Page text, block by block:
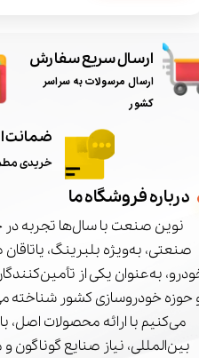
ارسال سریع سفارش
ارسال مرسولات به سراسر
کشور
ضمانت
خریدی
درباره فروشگاه ما
نوین صنعت با سال‌ها تجربه
صنعتی، به‌ویژه بلبرینگ،
به‌عنوان یکی از
حوزه خودروسازی کشور شناخته
می‌کنیم با ارائه محصولات اصل،
بین‌المللی، نیاز صنایع